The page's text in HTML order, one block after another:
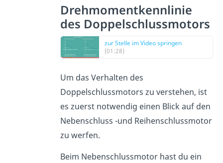
Drehmomentkennlinie
des Doppelschlussmotors
zur Stelle im Video springen
(01:28)
Um das Verhalten des
Doppelschlussmotors zu verstehen, ist
es zuerst notwendig einen Blick auf den
Nebenschluss -und Reihenschlussmotor
zu werfen.
Beim Nebenschlussmotor hast du ein